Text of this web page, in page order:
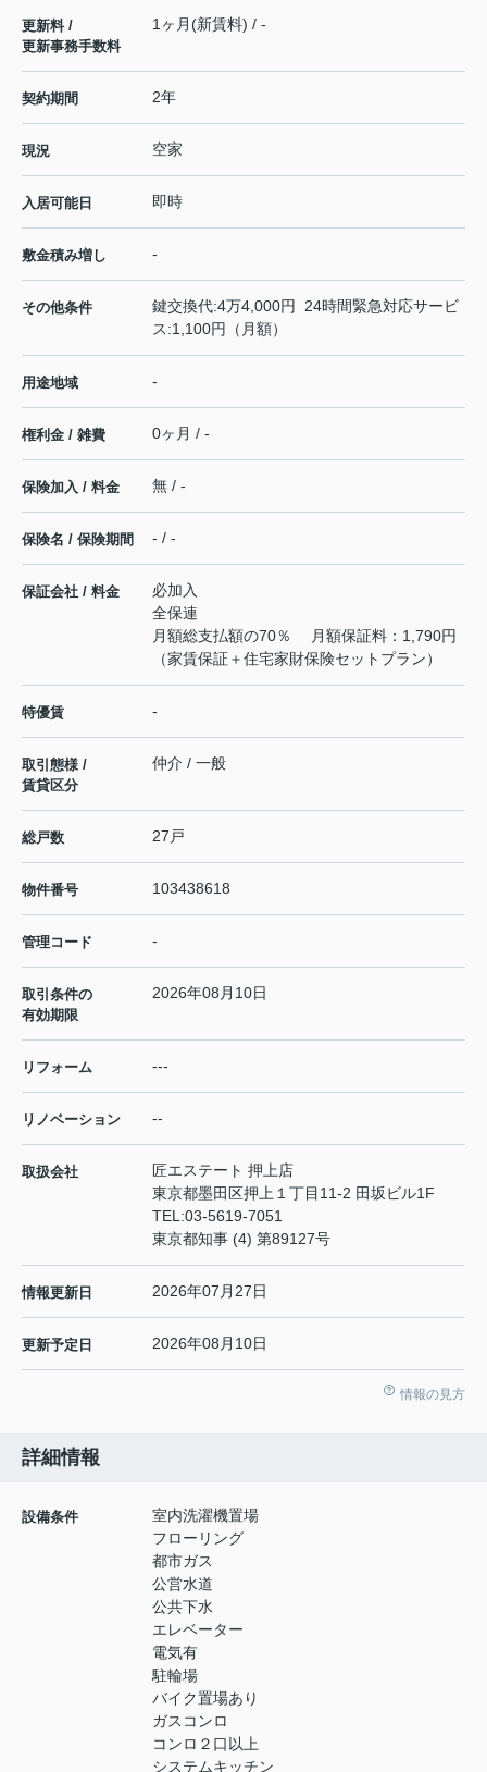
更新料 /
更新事務手数料
1ヶ月(新賃料) / -
契約期間 2年
現況 空家
入居可能日 即時
敷金積み増し -
その他条件
鍵交換代:4万4,000円 24時間緊急対応サービ
ス:1,100円（月額）
用途地域 -
権利金 / 雑費 0ヶ月 / -
保険加入 / 料金 無 / -
保険名 / 保険期間 - / -
保証会社 / 料金
必加入
全保連
月額総支払額の70％ 月額保証料：1,790円
（家賃保証＋住宅家財保険セットプラン）
特優賃 -
取引態様 /
賃貸区分
仲介 / 一般
総戸数 27戸
物件番号 103438618
管理コード -
取引条件の
有効期限
2026年08月10日
リフォーム ---
リノベーション --
取扱会社
匠エステート 押上店
東京都墨田区押上１丁目11-2 田坂ビル1F
TEL:03-5619-7051
東京都知事 (4) 第89127号
情報更新日 2026年07月27日
更新予定日 2026年08月10日
情報の見方
詳細情報
設備条件
室内洗濯機置場
フローリング
都市ガス
公営水道
公共下水
エレベーター
電気有
駐輪場
バイク置場あり
ガスコンロ
コンロ２口以上
システムキッチン